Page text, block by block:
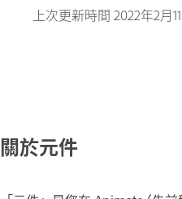
上次更新時間 2022年2月
關於元件